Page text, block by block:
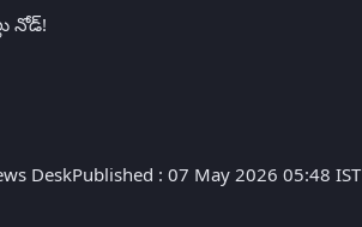
నోడ్‌!
DeskPublished : 07 May 2026 05:48 IST